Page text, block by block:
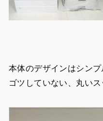
本体のデザインはシン
ゴツしていない、丸い